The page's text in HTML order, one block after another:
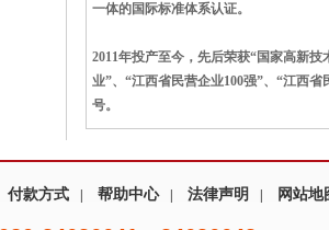
一体的国际标准体系认证。
2011年投产至今，先后荣获“国家高新
业”、“江西省民营企业100强”、“江西
号。
付款方式 帮助中心 法律声明 网站地